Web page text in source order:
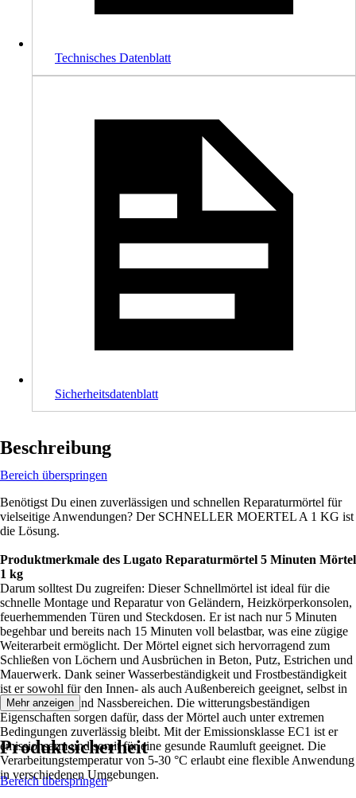
Technisches Datenblatt
Sicherheitsdatenblatt
Beschreibung
Bereich überspringen
Benötigst Du einen zuverlässigen und schnellen Reparaturmörtel für
vielseitige Anwendungen? Der SCHNELLER MOERTEL A 1 KG ist
die Lösung.
Produktmerkmale des Lugato Reparaturmörtel 5 Minuten Mörtel
1 kg
Darum solltest Du zugreifen: Dieser Schnellmörtel ist ideal für die
schnelle Montage und Reparatur von Geländern, Heizkörperkonsolen,
feuerhemmenden Türen und Steckdosen. Er ist nach nur 5 Minuten
begehbar und bereits nach 15 Minuten voll belastbar, was eine zügige
Weiterarbeit ermöglicht. Der Mörtel eignet sich hervorragend zum
Schließen von Löchern und Ausbrüchen in Beton, Putz, Estrichen und
Mauerwerk. Dank seiner Wasserbeständigkeit und Frostbeständigkeit
ist er sowohl für den Innen- als auch Außenbereich geeignet, selbst in
Feuchträumen und Nassbereichen. Die witterungsbeständigen
Eigenschaften sorgen dafür, dass der Mörtel auch unter extremen
Bedingungen zuverlässig bleibt. Mit der Emissionsklasse EC1 ist er
emissionsarm und somit für eine gesunde Raumluft geeignet. Die
Verarbeitungstemperatur von 5-30 °C erlaubt eine flexible Anwendung
in verschiedenen Umgebungen.
Mehr anzeigen
Produktsicherheit
Bereich überspringen